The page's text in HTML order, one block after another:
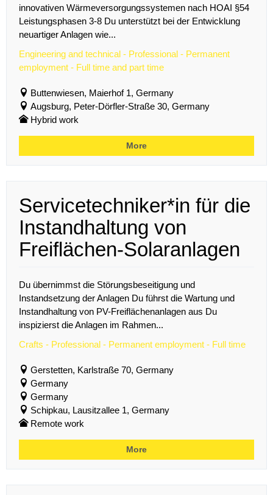
innovativen Wärmeversorgungssystemen nach HOAI §54
Leistungsphasen 3-8 Du unterstützt bei der Entwicklung
neuartiger Anlagen wie...
Engineering and technical - Professional - Permanent
employment - Full time and part time
Buttenwiesen, Maierhof 1, Germany
Augsburg, Peter-Dörfler-Straße 30, Germany
Hybrid work
More
Servicetechniker*in für die
Instandhaltung von
Freiflächen-Solaranlagen
Du übernimmst die Störungsbeseitigung und
Instandsetzung der Anlagen Du führst die Wartung und
Instandhaltung von PV-Freiflächenanlagen aus Du
inspizierst die Anlagen im Rahmen...
Crafts - Professional - Permanent employment - Full time
Gerstetten, Karlstraße 70, Germany
Germany
Germany
Schipkau, Lausitzallee 1, Germany
Remote work
More